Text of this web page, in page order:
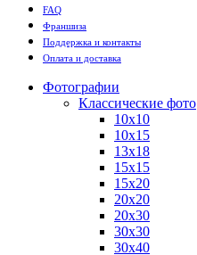
FAQ
Франшиза
Поддержка и контакты
Оплата и доставка
Фотографии
Классические фото
10х10
10х15
13х18
15х15
15х20
20х20
20х30
30х30
30х40